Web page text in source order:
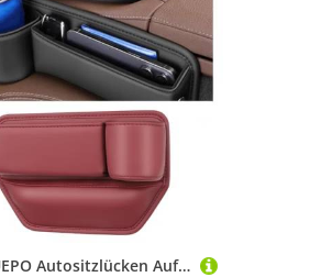
NRAAUEPO Autositzlücken Aufbewahrungsbox für BMW F13 6er 2012-2019 Auto Leder Getränkehalter Lücke Tasche Sitze Lücke Füller Organizer Innen Zubehör